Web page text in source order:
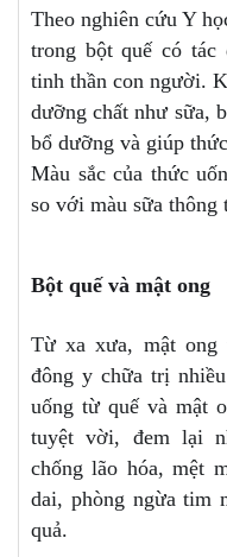
Theo nghiên cứu Y
trong bột quế có
tinh thần con người.
dưỡng chất như sữa,
bổ dưỡng và giúp
Màu sắc của thức
so với màu sữa thông
Bột quế và mật ong
Từ xa xưa, mật ong
đông y chữa trị
uống từ quế và mật
tuyệt vời, đem lại
chống lão hóa, mệt
dai, phòng ngừa tim
quả.